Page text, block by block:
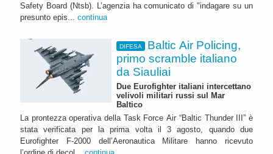
Safety Board (Ntsb). L’agenzia ha comunicato di "indagare su un
presunto epis... continua
DIFESA
Baltic Air Policing,
primo scramble italiano
da Siauliai
Due Eurofighter italiani intercettano
velivoli militari russi sul Mar
Baltico
La prontezza operativa della Task Force Air “Baltic Thunder III” è
stata verificata per la prima volta il 3 agosto, quando due
Eurofighter F-2000 dell’Aeronautica Militare hanno ricevuto